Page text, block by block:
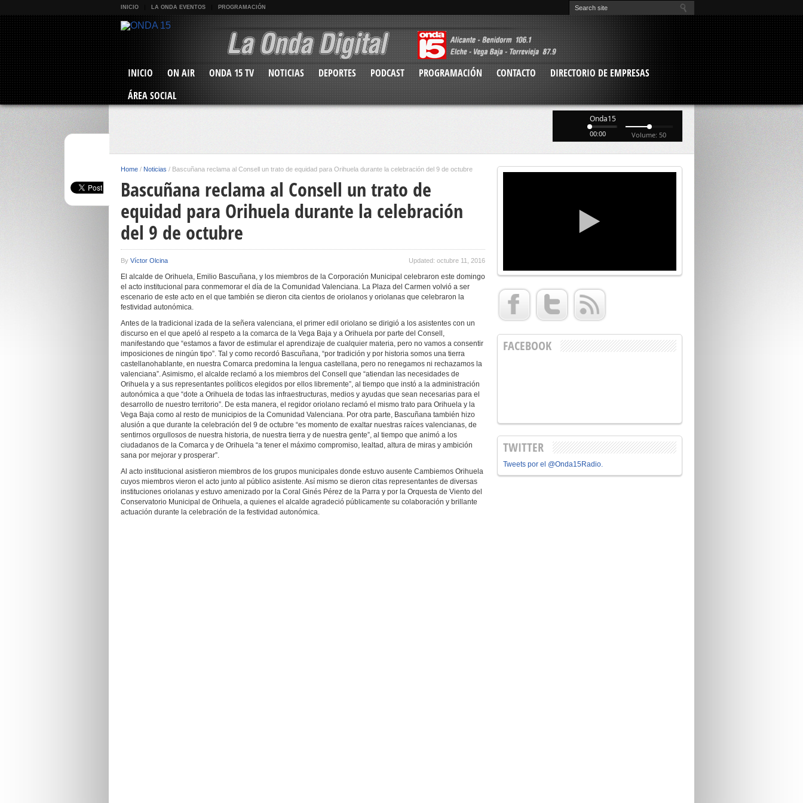
INICIO LA ONDA EVENTOS PROGRAMACIÓN
INICIO ON AIR ONDA 15 TV NOTICIAS DEPORTES PODCAST PROGRAMACIÓN CONTACTO
DIRECTORIO DE EMPRESAS
ÁREA SOCIAL
Onda15
00:00 Volume: 50
Home / Noticias / Bascuñana reclama al Consell un trato de equidad para Orihuela durante la celebración del 9 de octubre
Bascuñana reclama al Consell un trato de
equidad para Orihuela durante la celebración
del 9 de octubre
By Víctor Olcina Updated: octubre 11, 2016
El alcalde de Orihuela, Emilio Bascuñana, y los miembros de la Corporación Municipal celebraron este domingo
el acto institucional para conmemorar el día de la Comunidad Valenciana. La Plaza del Carmen volvió a ser
escenario de este acto en el que también se dieron cita cientos de oriolanos y oriolanas que celebraron la
festividad autonómica.
Antes de la tradicional izada de la señera valenciana, el primer edil oriolano se dirigió a los asistentes con un
discurso en el que apeló al respeto a la comarca de la Vega Baja y a Orihuela por parte del Consell,
manifestando que “estamos a favor de estimular el aprendizaje de cualquier materia, pero no vamos a consentir
imposiciones de ningún tipo”. Tal y como recordó Bascuñana, “por tradición y por historia somos una tierra
castellanohablante, en nuestra Comarca predomina la lengua castellana, pero no renegamos ni rechazamos la
valenciana”. Asimismo, el alcalde reclamó a los miembros del Consell que “atiendan las necesidades de
Orihuela y a sus representantes políticos elegidos por ellos libremente”, al tiempo que instó a la administración
autonómica a que “dote a Orihuela de todas las infraestructuras, medios y ayudas que sean necesarias para el
desarrollo de nuestro territorio”. De esta manera, el regidor oriolano reclamó el mismo trato para Orihuela y la
Vega Baja como al resto de municipios de la Comunidad Valenciana. Por otra parte, Bascuñana también hizo
alusión a que durante la celebración del 9 de octubre “es momento de exaltar nuestras raíces valencianas, de
sentirnos orgullosos de nuestra historia, de nuestra tierra y de nuestra gente”, al tiempo que animó a los
ciudadanos de la Comarca y de Orihuela “a tener el máximo compromiso, lealtad, altura de miras y ambición
sana por mejorar y prosperar”.
Al acto institucional asistieron miembros de los grupos municipales donde estuvo ausente Cambiemos Orihuela
cuyos miembros vieron el acto junto al público asistente. Así mismo se dieron citas representantes de diversas
instituciones oriolanas y estuvo amenizado por la Coral Ginés Pérez de la Parra y por la Orquesta de Viento del
Conservatorio Municipal de Orihuela, a quienes el alcalde agradeció públicamente su colaboración y brillante
actuación durante la celebración de la festividad autonómica.
FACEBOOK
TWITTER
Tweets por el @Onda15Radio.